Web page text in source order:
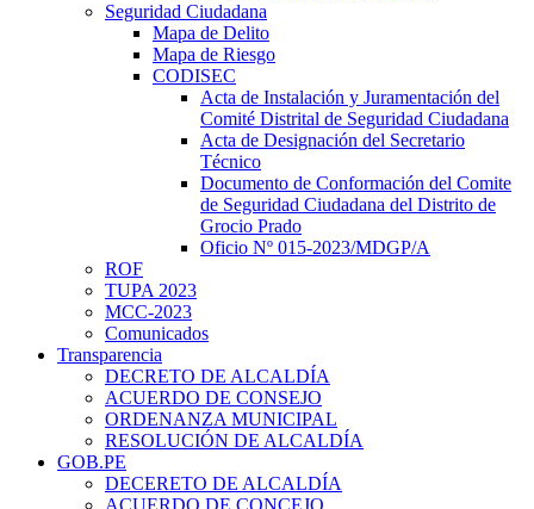
Seguridad Ciudadana
Mapa de Delito
Mapa de Riesgo
CODISEC
Acta de Instalación y Juramentación del
Comité Distrital de Seguridad Ciudadana
Acta de Designación del Secretario
Técnico
Documento de Conformación del Comite
de Seguridad Ciudadana del Distrito de
Grocio Prado
Oficio Nº 015-2023/MDGP/A
ROF
TUPA 2023
MCC-2023
Comunicados
Transparencia
DECRETO DE ALCALDÍA
ACUERDO DE CONSEJO
ORDENANZA MUNICIPAL
RESOLUCIÓN DE ALCALDÍA
GOB.PE
DECERETO DE ALCALDÍA